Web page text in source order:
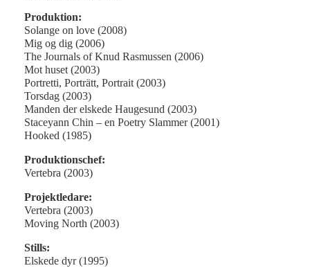
Produktion:
Solange on love (2008)
Mig og dig (2006)
The Journals of Knud Rasmussen (2006)
Mot huset (2003)
Portretti, Porträtt, Portrait (2003)
Torsdag (2003)
Manden der elskede Haugesund (2003)
Staceyann Chin – en Poetry Slammer (2001)
Hooked (1985)
Produktionschef:
Vertebra (2003)
Projektledare:
Vertebra (2003)
Moving North (2003)
Stills:
Elskede dyr (1995)